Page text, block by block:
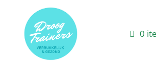
0